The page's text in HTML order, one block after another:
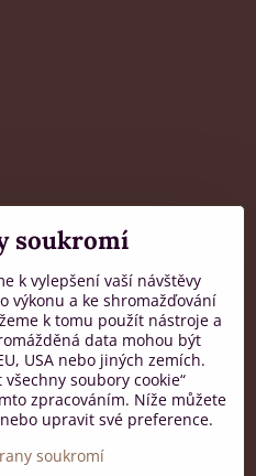
soukromí
k vylepšení vaší návštěvy
výkonu a ke shromažďování
k tomu použít nástroje a
data mohou být
USA nebo jiných zemích.
soubory cookie“
zpracováním. Níže můžete
upravit své preference.
soukromí